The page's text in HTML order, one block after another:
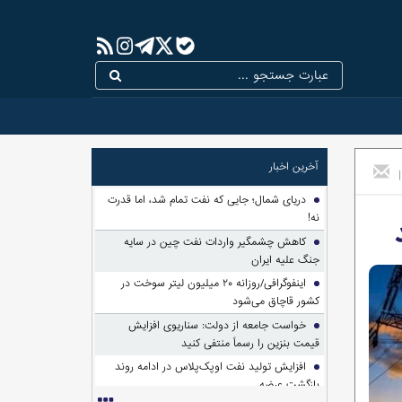
| آخرین اخبار
دریای شمال؛ جایی که نفت تمام شد، اما قدرت
نه!
کاهش چشمگیر واردات نفت چین در سایه
جنگ علیه ایران
اینفوگرافی/روزانه ۲۰ میلیون لیتر سوخت در
کشور قاچاق می‌شود
خواست جامعه از دولت: سناریوی افزایش
قیمت بنزین را رسماً منتفی کنید
افزایش تولید نفت اوپک‌پلاس در ادامه روند
بازگشت عرضه